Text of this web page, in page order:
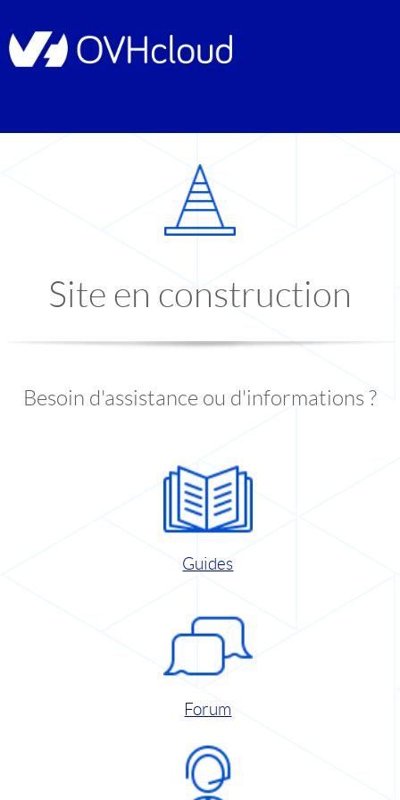
Site en construction
Besoin d'assistance ou d'informations ?
Guides
Forum